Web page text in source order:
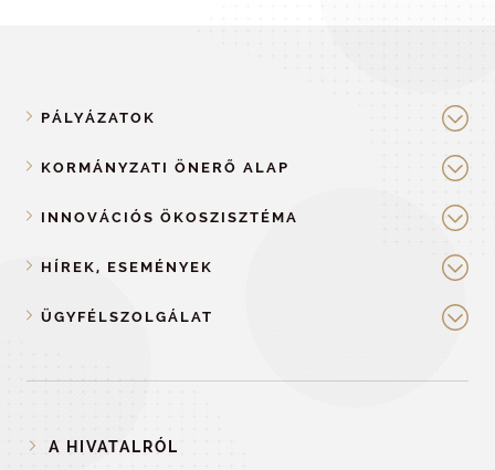
PÁLYÁZATOK
KORMÁNYZATI ÖNERŐ ALAP
INNOVÁCIÓS ÖKOSZISZTÉMA
HÍREK, ESEMÉNYEK
ÜGYFÉLSZOLGÁLAT
A HIVATALRÓL